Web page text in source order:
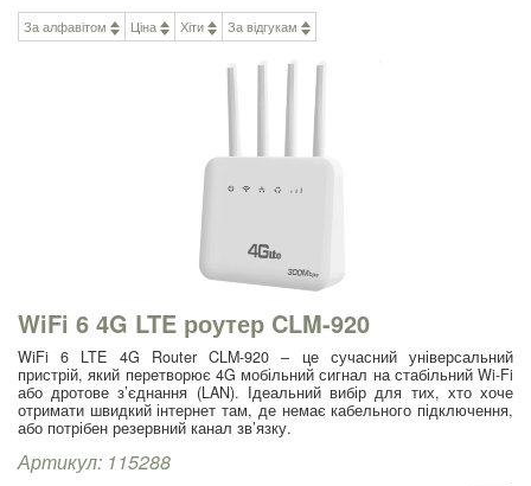
За алфавітом Ціна Хіти За відгукам
WiFi 6 4G LTE роутер CLM-920
WiFi 6 LTE 4G Router CLM-920 – це сучасний універсальний
пристрій, який перетворює 4G мобільний сигнал на стабільний Wi-Fi
або дротове з’єднання (LAN). Ідеальний вибір для тих, хто хоче
отримати швидкий інтернет там, де немає кабельного підключення,
або потрібен резервний канал зв’язку.
Артикул: 115288